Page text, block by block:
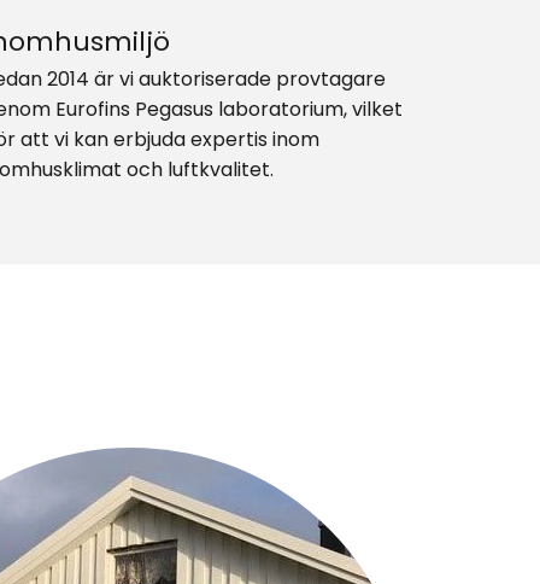
2014 är vi auktoriserade provtagare
Eurofins Pegasus laboratorium, vilket
att vi kan erbjuda expertis inom
och luftkvalitet.